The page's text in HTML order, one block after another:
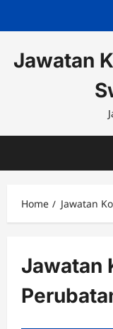
Jawatan
Home Jawatan
Jawatan